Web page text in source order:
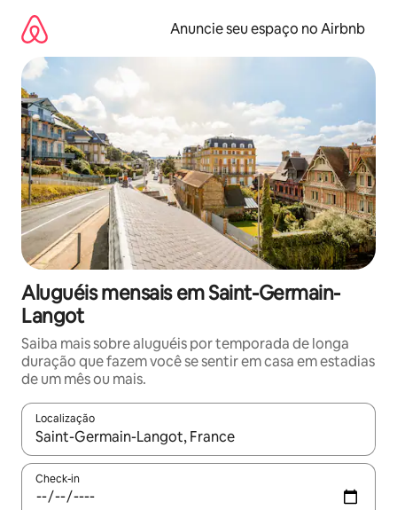
para
conteúdo
Anuncie seu espaço no Airbnb
Aluguéis mensais em Saint-Germain-
Langot
Saiba mais sobre aluguéis por temporada de longa
duração que fazem você se sentir em casa em estadias
de um mês ou mais.
Localização
Quando os resultados estiverem disponíveis, explore-os
Check-in